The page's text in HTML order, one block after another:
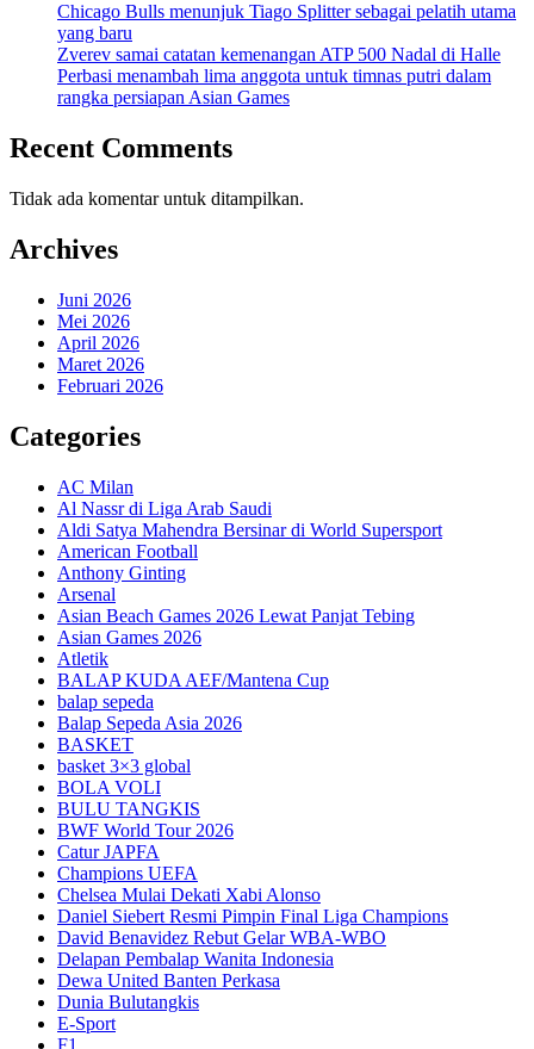
Chicago Bulls menunjuk Tiago Splitter sebagai pelatih utama
yang baru
Zverev samai catatan kemenangan ATP 500 Nadal di Halle
Perbasi menambah lima anggota untuk timnas putri dalam
rangka persiapan Asian Games
Recent Comments
Tidak ada komentar untuk ditampilkan.
Archives
Juni 2026
Mei 2026
April 2026
Maret 2026
Februari 2026
Categories
AC Milan
Al Nassr di Liga Arab Saudi
Aldi Satya Mahendra Bersinar di World Supersport
American Football
Anthony Ginting
Arsenal
Asian Beach Games 2026 Lewat Panjat Tebing
Asian Games 2026
Atletik
BALAP KUDA AEF/Mantena Cup
balap sepeda
Balap Sepeda Asia 2026
BASKET
basket 3×3 global
BOLA VOLI
BULU TANGKIS
BWF World Tour 2026
Catur JAPFA
Champions UEFA
Chelsea Mulai Dekati Xabi Alonso
Daniel Siebert Resmi Pimpin Final Liga Champions
David Benavidez Rebut Gelar WBA-WBO
Delapan Pembalap Wanita Indonesia
Dewa United Banten Perkasa
Dunia Bulutangkis
E-Sport
F1